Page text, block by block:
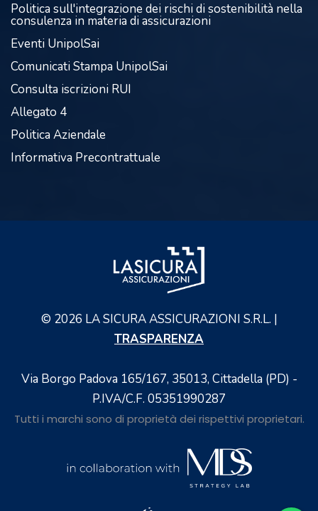
Politica sull'integrazione dei rischi di sostenibilità nella
consulenza in materia di assicurazioni
Eventi UnipolSai
Comunicati Stampa UnipolSai
Consulta iscrizioni RUI
Allegato 4
Politica Aziendale
Informativa Precontrattuale
© 2026 LA SICURA ASSICURAZIONI S.R.L. |
TRASPARENZA
Via Borgo Padova 165/167, 35013, Cittadella (PD) -
P.IVA/C.F. 05351990287
Tutti i marchi sono di proprietà dei rispettivi proprietari.